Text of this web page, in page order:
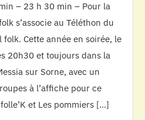
– 23 h 30 min – Pour la
s’associe au Téléthon du
folk. Cette année en soirée, le
20h30 et toujours dans la
sur Sorne, avec un
à l’affiche pour ce
et Les pommiers […]